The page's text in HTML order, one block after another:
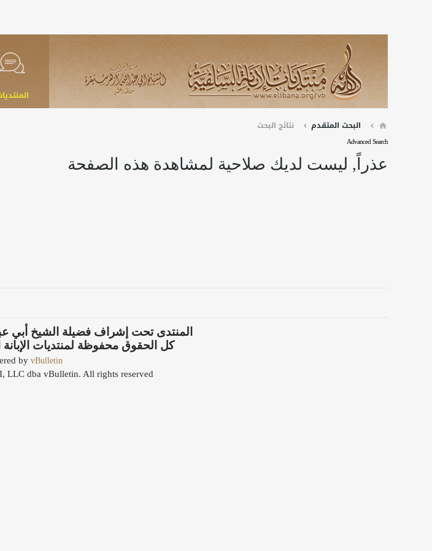
البحث المتقدم نتائج البحث
Advanced Search
عذراً, ليست لديك صلاحية لمشاهدة هذه الصفحة
المنتدى تحت إشراف فضيلة الشيخ أبي
كل الحقوق محفوظة لمنتديات الإبانة السلفية
by vBulletin
LLC dba vBulletin. All rights reserved